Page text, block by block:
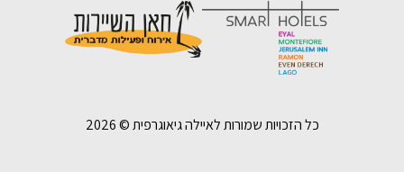
כל הזכויות שמורות לאיילה גיאוגרפית ©2026